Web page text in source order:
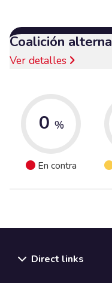
Coalición
Ver detalles
0 %
En contra
Direct links